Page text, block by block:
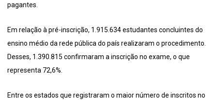
pagantes.
Em relação à pré-inscrição, 1.915.634 estudantes concluintes do
ensino médio da rede pública do país realizaram o procedimento.
Desses, 1.390.815 confirmaram a inscrição no exame, o que
representa 72,6%.
Entre os estados que registraram o maior número de inscritos no